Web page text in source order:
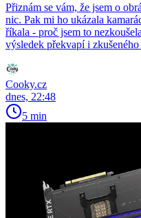
Přiznám se vám, že jsem o
nic. Pak mi ho ukázala
říkala - proč jsem to
výsledek překvapí i zkušeného
Cooky.cz
dnes, 22:48
5 min